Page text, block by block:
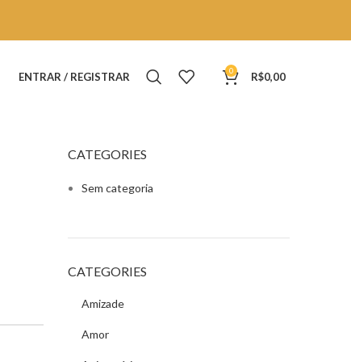
ENTRAR / REGISTRAR 0 R$0,00
CATEGORIES
Sem categoria
CATEGORIES
Amizade
Amor